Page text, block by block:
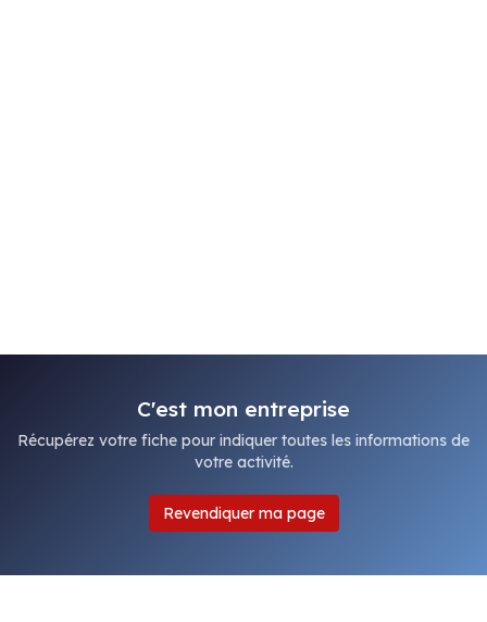
C'est mon entreprise
Récupérez votre fiche pour indiquer toutes les informations de
votre activité.
Revendiquer ma page